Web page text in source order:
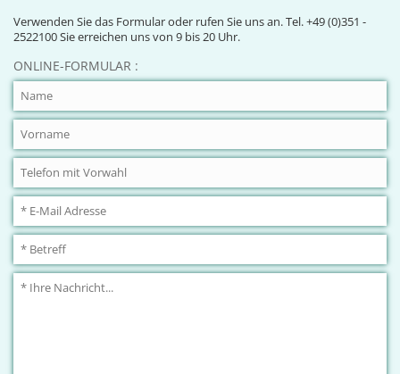
Verwenden Sie das Formular oder rufen Sie uns an. Tel. +49 (0)351 -
2522100 Sie erreichen uns von 9 bis 20 Uhr.
ONLINE-FORMULAR :